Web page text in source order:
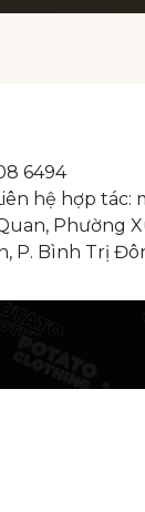
6494
hệ hợp tác:
Phường
P. Bình Trị